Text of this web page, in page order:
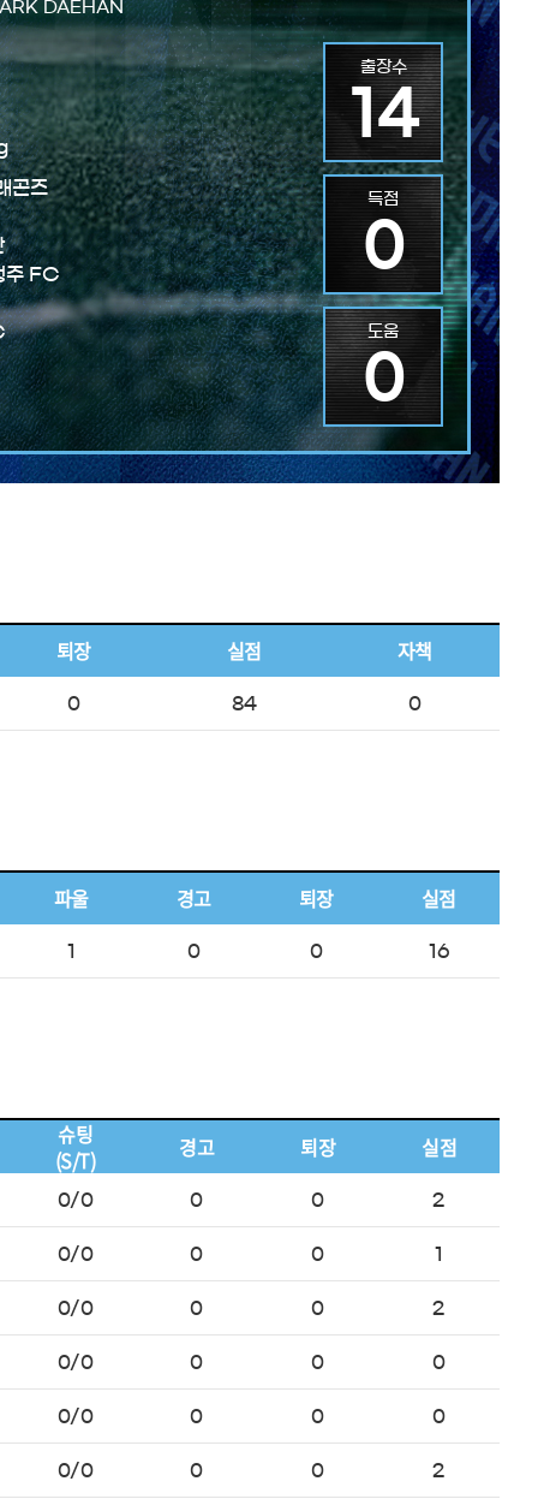
DAEHAN
곤즈
주 FC
출장수
14
득점
0
도움
0
퇴장 실점 자책
0 84 0
파울 경고 퇴장 실점
1 0 0 16
슈팅
(S/T)
경고 퇴장 실점
0/0 0 0 2
0/0 0 0 1
0/0 0 0 2
0/0 0 0 0
0/0 0 0 0
0/0 0 0 2